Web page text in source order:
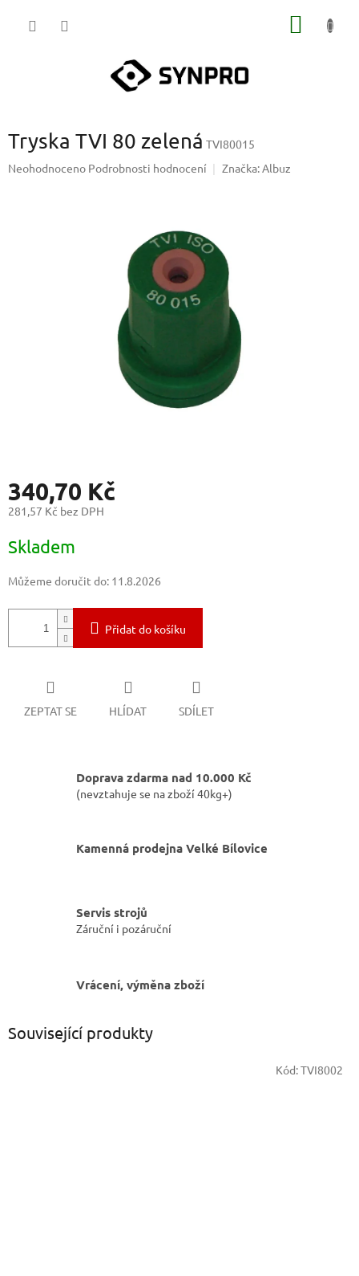
Tryska TVI 80 zelená TVI80015
Průměrné
Neohodnoceno Podrobnosti hodnocení Značka:Albuz
340,70 Kč
281,57 Kč bez DPH
cena:
Skladem
Můžeme doručit do: 11.8.2026
Přidat do košíku
ZEPTAT SE HLÍDAT SDÍLET
Doprava zdarma nad 10.000 Kč
(nevztahuje se na zboží 40kg+)
Kamenná prodejna Velké Bílovice
Servis strojů
Záruční i pozáruční
Vrácení, výměna zboží
Související produkty
Kód:TVI8002